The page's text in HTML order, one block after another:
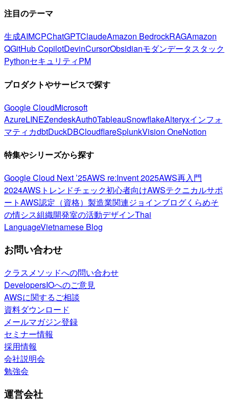
注目のテーマ
生成AIMCPChatGPTClaudeAmazon BedrockRAGAmazon
QGitHub CopilotDevinCursorObsidianモダンデータスタック
PythonセキュリティPM
プロダクトやサービスで探す
Google CloudMicrosoft
AzureLINEZendeskAuth0TableauSnowflakeAlteryxインフォ
マティカdbtDuckDBCloudflareSplunkVision OneNotion
特集やシリーズから探す
Google Cloud Next ’25AWS re:Invent 2025AWS再入門
2024AWSトレンドチェック初心者向けAWSテクニカルサポ
ートAWS認定（資格） 製造業関連ジョインブログくらめそ
の情シス組織開発室の活動デザインThai
LanguageVietnamese Blog
お問い合わせ
クラスメソッドへの問い合わせ
DevelopersIOへのご意見
AWSに関するご相談
資料ダウンロード
メールマガジン登録
セミナー情報
採用情報
会社説明会
勉強会
運営会社